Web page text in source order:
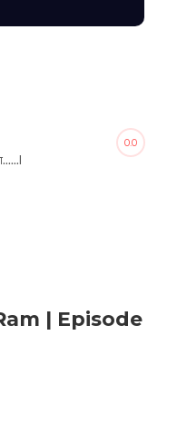
0.0
| Episode